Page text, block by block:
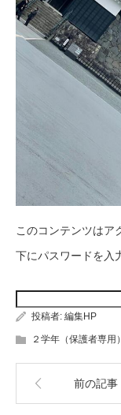
このコンテンツはア
下にパスワードを入
投稿者: 編集HP
２学年（保護者専用）
前の記事